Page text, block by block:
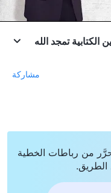
تمجد الله
مشاركة
من رباطات الخطية
الطريق.